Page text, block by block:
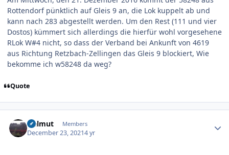
Rottendorf pünktlich auf Gleis 9 an, die Lok kuppelt ab und
kann nach 283 abgestellt werden. Um den Rest (111 und vier
Dostos) kümmert sich allerdings die hierfür wohl vorgesehene
RLok W#4 nicht, so dass der Verband bei Ankunft von 4619
aus Richtung Retzbach-Zellingen das Gleis 9 blockiert, Wie
bekomme ich w58248 da weg?
Quote
Helmut Members
December 23, 20214 yr